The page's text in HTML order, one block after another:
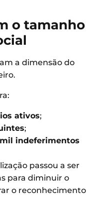
o tamanho
a dimensão do
ativos;
;
indeferimentos
passou a ser
para diminuir o
o reconhecimento